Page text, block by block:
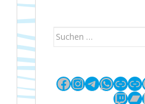
Suchen
Facebook
Instagram
Link